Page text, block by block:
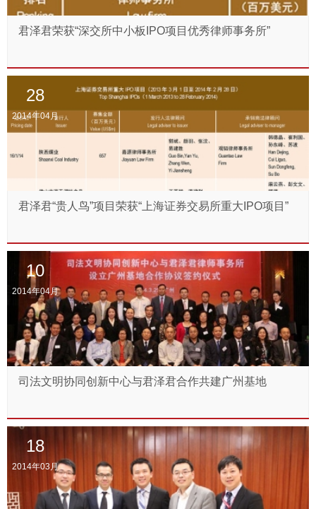
君泽君荣获“深交所中小板IPO项目优秀律师事务所”
28
2014年04月
君泽君“贵人鸟”项目荣获“上海证券交易所重大IPO项目”
10
2014年04月
司法文明协同创新中心与君泽君合作共建广州基地
18
2014年03月